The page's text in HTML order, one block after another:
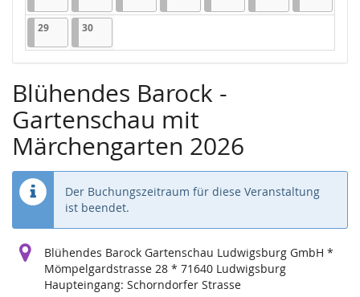
2929.06.2026
1 Veranstaltung
3030.06.2026
1 Veranstaltung
Blühendes Barock -
Gartenschau mit
Märchengarten 2026
Der Buchungszeitraum für diese Veranstaltung
ist beendet.
Blühendes Barock Gartenschau Ludwigsburg GmbH *
Mömpelgardstrasse 28 * 71640 Ludwigsburg
Haupteingang: Schorndorfer Strasse